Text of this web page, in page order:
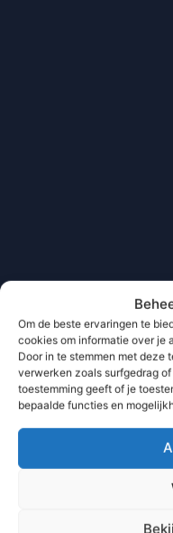
Om de beste ervaringen te
cookies om informatie over je
Door in te stemmen met deze
verwerken zoals surfgedrag of
toestemming geeft of je
bepaalde functies en